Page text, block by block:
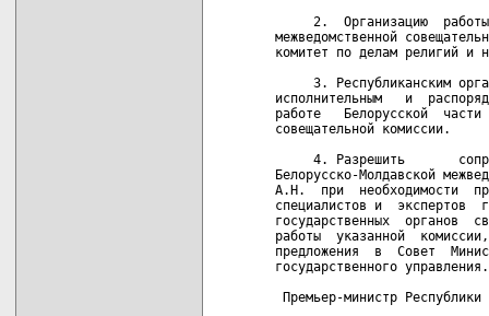
2.  Организацию
межведомственной
комитет по делам религий и
3. Республиканским
исполнительным   и
работе   Белорусской  части
совещательной комиссии.
4. Разрешить
Белорусско-Молдавской
А.Н.  при  необходимости
специалистов и  экспертов
государственных  органов
работы  указанной
предложения  в  Совет
государственного управления.
Премьер-министр